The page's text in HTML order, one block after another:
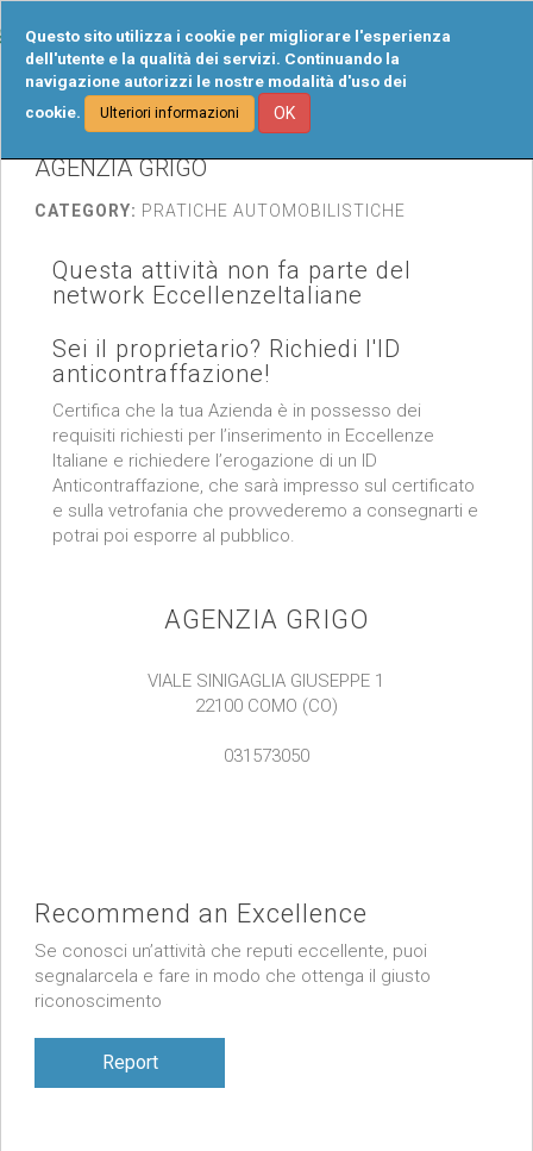
Questo sito utilizza i cookie per migliorare l'esperienza
dell'utente e la qualità dei servizi. Continuando la
navigazione autorizzi le nostre modalità d'uso dei
cookie.
Ulteriori informazioni OK
AGENZIA GRIGO
CATEGORY: PRATICHE AUTOMOBILISTICHE
Questa attività non fa parte del
network EccellenzeItaliane
Sei il proprietario? Richiedi l'ID
anticontraffazione!
Certifica che la tua Azienda è in possesso dei
requisiti richiesti per l’inserimento in Eccellenze
Italiane e richiedere l’erogazione di un ID
Anticontraffazione, che sarà impresso sul certificato
e sulla vetrofania che provvederemo a consegnarti e
potrai poi esporre al pubblico.
AGENZIA GRIGO
VIALE SINIGAGLIA GIUSEPPE 1
22100 COMO (CO)
031573050
Recommend an Excellence
Se conosci un’attività che reputi eccellente, puoi
segnalarcela e fare in modo che ottenga il giusto
riconoscimento
Report